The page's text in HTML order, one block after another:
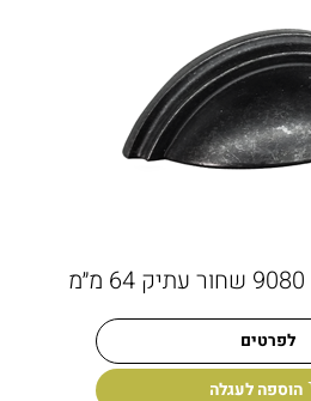
לפרטים
הוספה לעגלה